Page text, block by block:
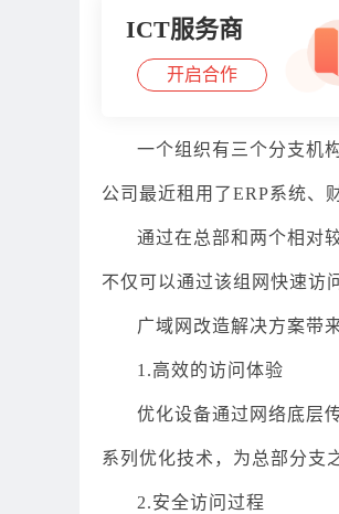
ICT服务商
开启合作
一个组织有三个分支机
公司最近租用了ERP系统、
通过在总部和两个相对
不仅可以通过该组网快速访
广域网改造解决方案带
1.高效的访问体验
优化设备通过网络底层
系列优化技术，为总部分支
2.安全访问过程